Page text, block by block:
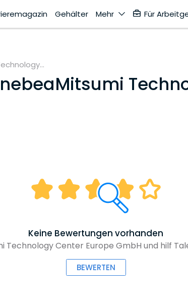
Gehälter Mehr Für
Keine Bewertungen vorhanden
Technology Center Europe GmbH und hilf
BEWERTEN